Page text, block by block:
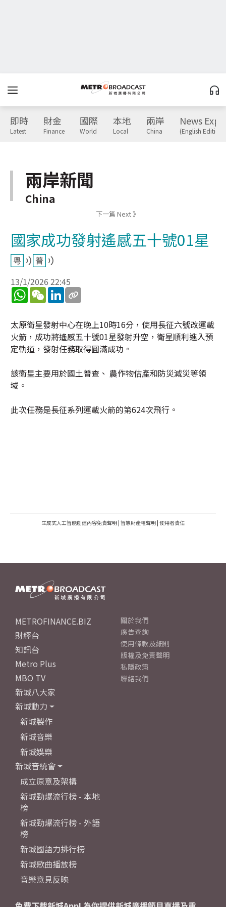
即時
Latest
財金
Finance
國際
World
本地
Local
兩岸
China
News
(English Edition)
兩岸新聞
China
下一篇 Next 》
國家成功發射遙感五十號01星
13/1/2026 22:45
WhatsApp
WeChatLinkedIn
太原衛星發射中心在晚上10時16分，使用長征六號改運載
火箭，成功將遙感五十號01星發射升空，衛星順利進入預
定軌道，發射任務取得圓滿成功。
該衛星主要用於國土普查、 農作物估產和防災減災等領
域。
此次任務是長征系列運載火箭的第624次飛行。
生成式人工智能創建內容免責聲明 | 智慧財產權聲明 | 使用者責任
METROFINANCE.BIZ
財經台
知訊台
Metro Plus
MBO TV
新城八大家
新城動力
新城製作
新城音樂
新城娛樂
新城音統會
成立原意及架構
新城勁爆流行榜 - 本地
榜
新城勁爆流行榜 - 外語
榜
新城國語力排行榜
新城歌曲播放榜
音樂意見反映
關於我們
廣告查詢
使用條款及細則
版權及免責聲明
私隱政策
聯絡我們